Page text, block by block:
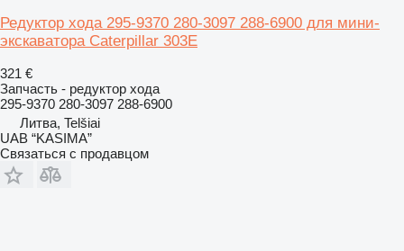
Редуктор хода 295-9370 280-3097 288-6900 для мини-
экскаватора Caterpillar 303E
321 €
Запчасть - редуктор хода
295-9370 280-3097 288-6900
Литва, Telšiai
UAB “KASIMA”
Связаться с продавцом